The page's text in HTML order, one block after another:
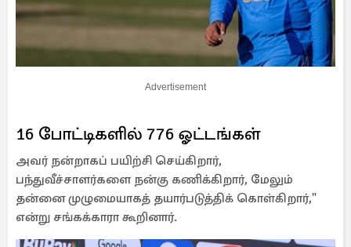
Advertisement
16 போட்டிகளில் 776 ஓட்டங்கள்
அவர் நன்றாகப் பயிற்சி செய்கிறார்,
பந்துவீச்சாளர்களை நன்கு கணிக்கிறார், மேலும்
தன்னை முழுமையாகத் தயார்படுத்திக் கொள்கிறார்,"
என்று சங்கக்காரா கூறினார்.